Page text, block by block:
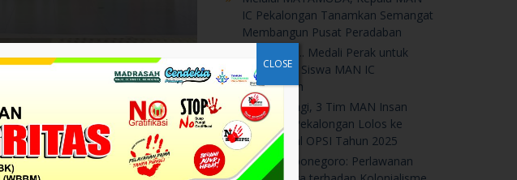
Prestasi Lagi, 3 Tim MAN Insan
Cendekia Pekalongan Lolos ke
Tahap Final OPSI Tahun 2025
Perang Diponegoro: Perlawanan
Rakyat Jawa terhadap Kolonialisme
Belanda
Prestasi Gemilang Peserta Didik
MAN Insan Cendekia Pekalongan di
Olimpiade Sains Nasional (OSN)
2025
CLOSE